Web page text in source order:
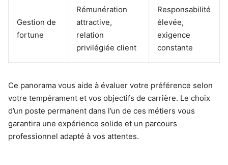
Gestion de
fortune
Rémunération
attractive,
relation
privilégiée client
Responsabilité
élevée,
exigence
constante
Ce panorama vous aide à évaluer votre préférence selon
votre tempérament et vos objectifs de carrière. Le choix
d’un poste permanent dans l’un de ces métiers vous
garantira une expérience solide et un parcours
professionnel adapté à vos attentes.